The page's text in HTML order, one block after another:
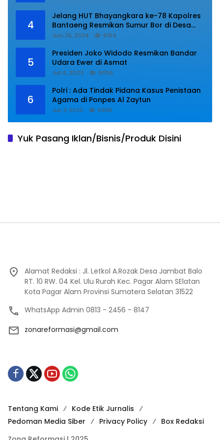
4
Jelang HUT Bhayangkara ke-78 Kapolres
Bantaeng Resmikan Sumur Bor di Desa
Kaloling Bantaeng
Juni 25, 2024 6154
5
Presiden Joko Widodo Resmikan Bandar
Udara Ewer di Asmat
Juli 6, 2023 6059
6
Polri : Ada Tindak Pidana Kasus Penistaan
Agama di Ponpes Al Zaytun
Juli 4, 2023 5699
Yuk Pasang Iklan/Bisnis/Produk Disini
Alamat Redaksi : Jl. Letkol A.Rozak Desa Jambat Balo
RT. 10 RW. 04 Kel. Ulu Rurah Kec. Pagar Alam SElatan
Kota Pagar Alam Provinsi Sumatera Selatan 31522
WhatsApp Admin 0813 - 2456 - 8147
zonareformasi@gmail.com
Tentang Kami
Kode Etik Jurnalis
Pedoman Media Siber
Privacy Policy
Box Redaksi